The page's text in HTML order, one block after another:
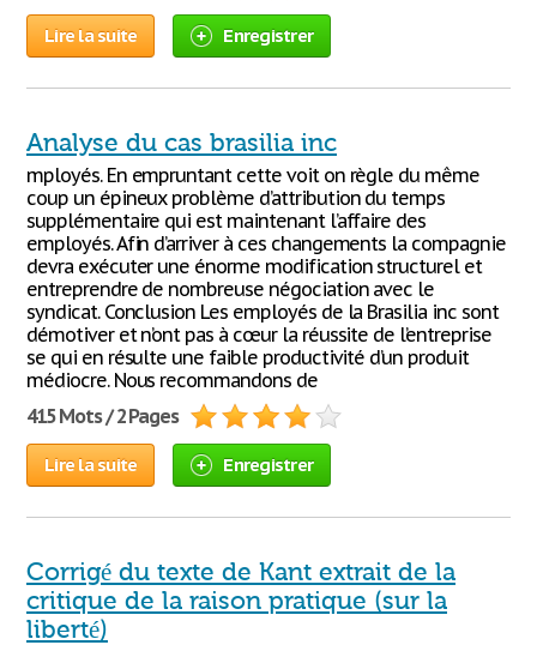
Lire la suite Enregistrer
Analyse du cas brasilia inc
mployés. En empruntant cette voit on règle du même
coup un épineux problème d’attribution du temps
supplémentaire qui est maintenant l’affaire des
employés. Afin d’arriver à ces changements la compagnie
devra exécuter une énorme modification structurel et
entreprendre de nombreuse négociation avec le
syndicat. Conclusion Les employés de la Brasilia inc sont
démotiver et n’ont pas à cœur la réussite de l’entreprise
se qui en résulte une faible productivité d’un produit
médiocre. Nous recommandons de
415 Mots / 2 Pages
Lire la suite Enregistrer
Corrigé du texte de Kant extrait de la
critique de la raison pratique (sur la
liberté)